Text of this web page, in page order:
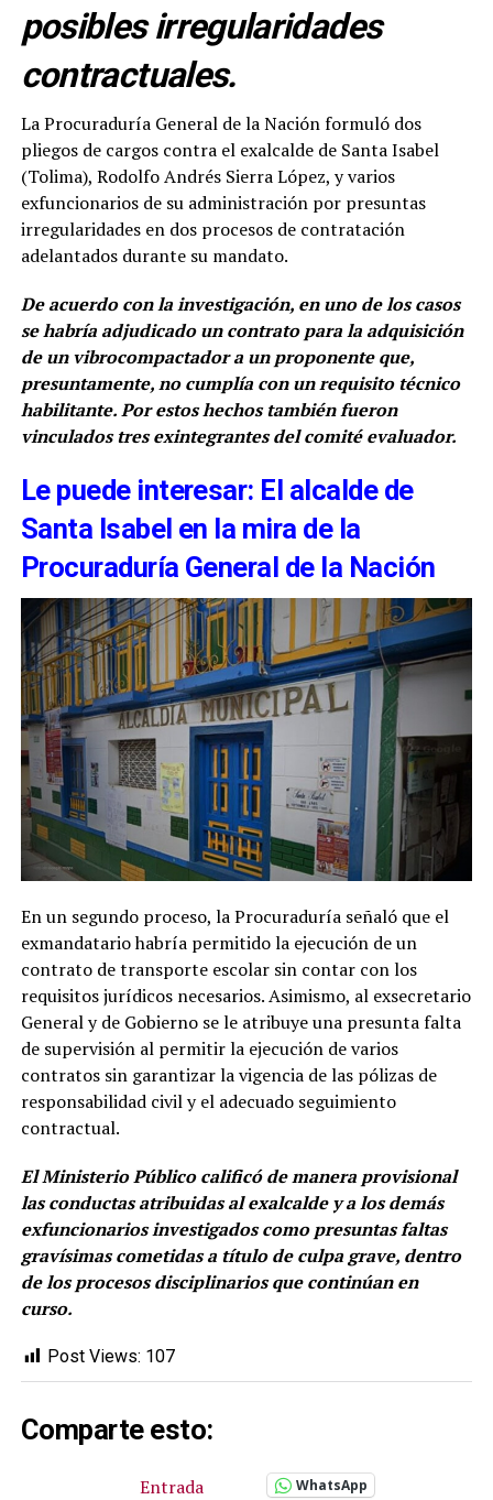
posibles irregularidades
contractuales.
La Procuraduría General de la Nación formuló dos
pliegos de cargos contra el exalcalde de Santa Isabel
(Tolima), Rodolfo Andrés Sierra López, y varios
exfuncionarios de su administración por presuntas
irregularidades en dos procesos de contratación
adelantados durante su mandato.
De acuerdo con la investigación, en uno de los casos
se habría adjudicado un contrato para la adquisición
de un vibrocompactador a un proponente que,
presuntamente, no cumplía con un requisito técnico
habilitante. Por estos hechos también fueron
vinculados tres exintegrantes del comité evaluador.
Le puede interesar: El alcalde de
Santa Isabel en la mira de la
Procuraduría General de la Nación
En un segundo proceso, la Procuraduría señaló que el
exmandatario habría permitido la ejecución de un
contrato de transporte escolar sin contar con los
requisitos jurídicos necesarios. Asimismo, al exsecretario
General y de Gobierno se le atribuye una presunta falta
de supervisión al permitir la ejecución de varios
contratos sin garantizar la vigencia de las pólizas de
responsabilidad civil y el adecuado seguimiento
contractual.
El Ministerio Público calificó de manera provisional
las conductas atribuidas al exalcalde y a los demás
exfuncionarios investigados como presuntas faltas
gravísimas cometidas a título de culpa grave, dentro
de los procesos disciplinarios que continúan en
curso.
Post Views: 107
Comparte esto:
Entrada WhatsApp